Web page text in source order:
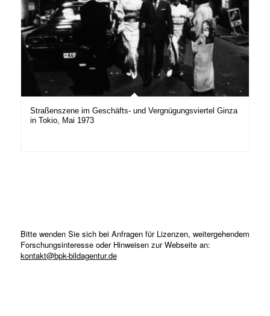
Straßenszene im Geschäfts- und Vergnügungsviertel Ginza
in Tokio, Mai 1973
Bitte wenden Sie sich bei Anfragen für Lizenzen, weitergehendem
Forschungsinteresse oder Hinweisen zur Webseite an:
kontakt@bpk-bildagentur.de